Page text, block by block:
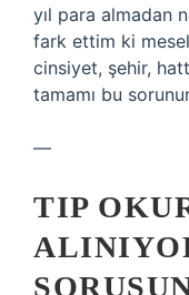
yıl para almadan
fark ettim ki
cinsiyet, şehir,
tamamı bu
—
TIP